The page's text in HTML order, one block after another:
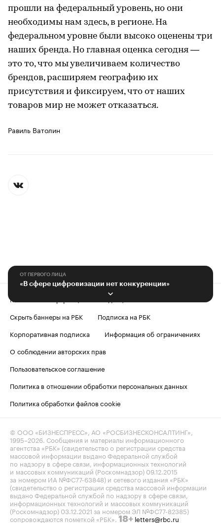
прошли на федеральный уровень, но они
необходимы нам здесь, в регионе. На
федеральном уровне были высоко оценены три
наших бренда. Но главная оценка сегодня —
это то, что мы увеличиваем количество
брендов, расширяем географию их
присутствия и фиксируем, что от наших
товаров мир не может отказаться.
Равиль Ватолин
ОТ ПЕРВОГО ЛИЦА
«В сфере цифровизации нет конкуренции»
Контактная информация
Редакция
Скрыть баннеры на РБК
Подписка на РБК
Корпоративная подписка
Информация об ограничениях
О соблюдении авторских прав
Пользовательское соглашение
Политика в отношении обработки персональных данных
Политика обработки файлов cookie
© ООО «БИЗНЕСПРЕСС», АО «РОСБИЗНЕСКОНСАЛТИНГ»,
1995–2026 . Сообщения и материалы информационного
агентства «РБК» (свидетельство о регистрации средства
массовой информации выдано Федеральной службой
по надзору в сфере связи, информационных технологий
и массовых коммуникаций (Роскомнадзор) 09.12.2015
за номером ИА №ФС77-63848) и сетевого издания «РБК»
(свидетельство о регистрации средства массовой информации
выдано Федеральной службой по надзору в сфере связи,
информационных технологий и массовых коммуникаций
(Роскомнадзор) 03.12.2021 за номером ЭЛ №ФС77-82385)
сопровождаются пометкой «РБК». 18+ letters@rbc.ru